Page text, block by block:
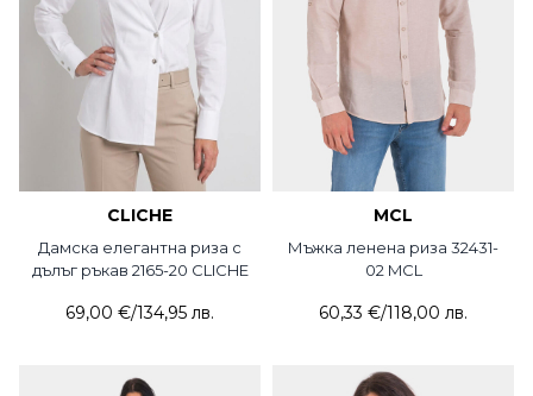
CLICHE
Дамска елегантна риза с
дълъг ръкав 2165-20 CLICHE
69,00 €/134,95 лв.
MCL
Мъжка ленена риза 32431-
02 MCL
60,33 €/118,00 лв.